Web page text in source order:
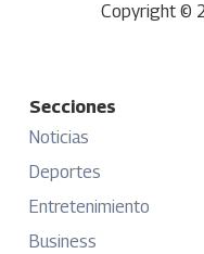
Copyright ©
Secciones
Noticias
Deportes
Entretenimiento
Business